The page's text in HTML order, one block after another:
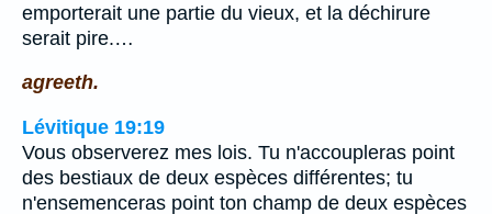
emporterait une partie du vieux, et la déchirure
serait pire.…
agreeth.
Lévitique 19:19
Vous observerez mes lois. Tu n'accoupleras point
des bestiaux de deux espèces différentes; tu
n'ensemenceras point ton champ de deux espèces